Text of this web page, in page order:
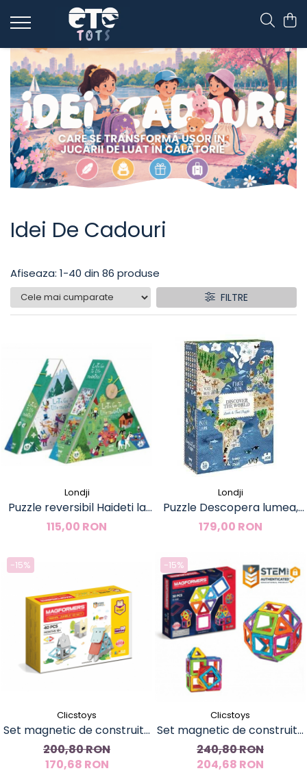
CĂRUCIOARE & SCAUNE AUTO
cărucioare YOYO
cărucioare NUNA
cărucioare U-GROW
scaune auto pentru avion
accesorii cărucioare
accesorii scaun auto
Idei De Cadouri
Afiseaza: 1-40 din 86 produse
FILTRE
Londji
Puzzle reversibil Haideti la
munte!, Londji
115,00 RON
Londji
Puzzle Descopera lumea,
Londji
179,00 RON
-15%
Clicstoys
Set magnetic de construit-
Magformers Animale, 40
piese
200,80 RON
170,68 RON
-15%
Clicstoys
Set magnetic de construit-
Magformers, 30 piese
240,80 RON
204,68 RON